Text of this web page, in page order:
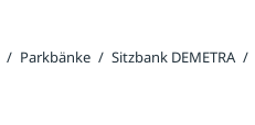
/ Parkbänke / Sitzbank DEMETRA /